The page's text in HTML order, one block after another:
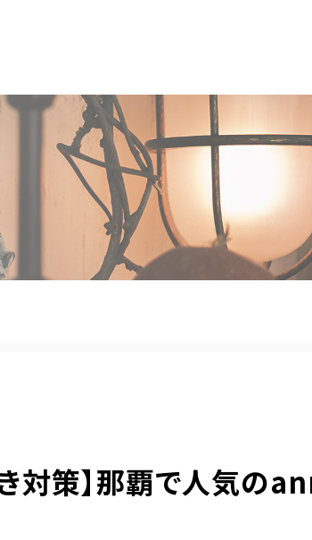
き対策】那覇で人気の
MENU
STAFF〈
STAFF〈anrio
098-943-5969